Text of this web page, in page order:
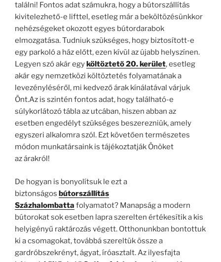
találni! Fontos adat számukra, hogy a bútorszállítás
kivitelezhető-e lifttel, esetleg már a beköltözésünkkor
nehézségeket okozott egyes bútordarabok
elmozgatása. Tudniuk szükséges, hogy biztosított-e
egy parkoló a ház előtt, ezen kívül az újabb helyszínen.
Legyen szó akár egyköltöztető 20. kerület, esetleg
akár egy nemzetközi költöztetés folyamatának a
levezényléséről, mi kedvező árak kínálatával várjuk
Önt.Az is szintén fontos adat, hogy található-e
súlykorlátozó tábla az utcában, hiszen abban az
esetben engedélyt szükséges beszerezniük, amely
egyszeri alkalomra szól. Ezt követően természetes
módon munkatársaink is tájékoztatják Önöket
azárakról!
De hogyan is bonyolítsuk le ezt a
biztonságos bútorszállítás
Százhalombatta folyamatot? Manapság a modern
bútorokat sok esetben lapra szerelten értékesítik a kis
helyigényű raktározás végett. Otthonunkban bontottuk
ki a csomagokat, továbbá szereltük össze a
gardróbszekrényt, ágyat, íróasztalt. Az ilyesfajta